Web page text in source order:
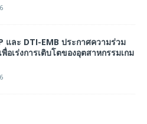
และ DTI-EMB ประกาศความร่วม
อเร่งการเติบโตของอุตสาหกรรมเกม